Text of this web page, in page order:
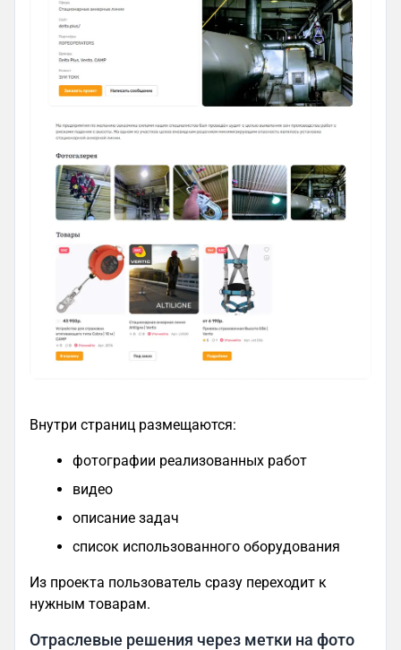
Внутри страниц размещаются:
фотографии реализованных работ
видео
описание задач
список использованного оборудования
Из проекта пользователь сразу переходит к
нужным товарам.
Отраслевые решения через метки на фото